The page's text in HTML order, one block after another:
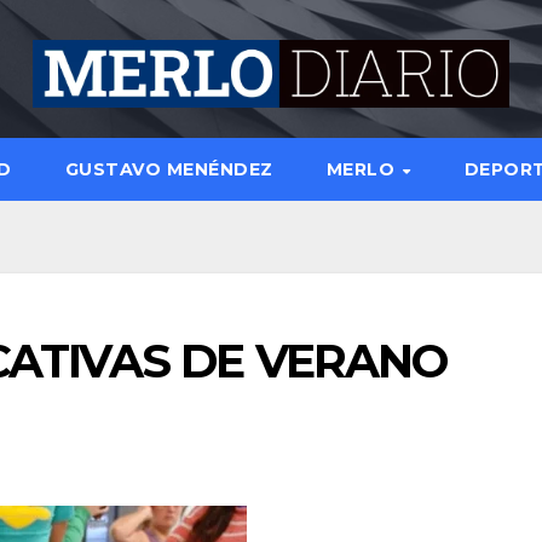
GUSTAVO MENÉNDEZ MERLO
DE VERANO